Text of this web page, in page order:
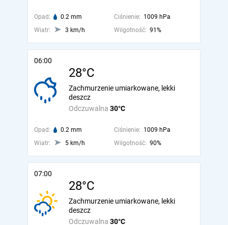
Opad: 0.2 mm Ciśnienie: 1009 hPa
Wiatr:
3 km/h Wilgotność: 91%
06:00
28°C
Odczuwalna 30°C
Zachmurzenie umiarkowane, lekki
deszcz
Opad: 0.2 mm Ciśnienie: 1009 hPa
Wiatr:
5 km/h Wilgotność: 90%
07:00
28°C
Odczuwalna 30°C
Zachmurzenie umiarkowane, lekki
deszcz